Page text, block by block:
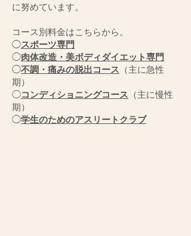
に努めています。
コース別料金はこちらから。
◯スポーツ専門
◯肉体改造・美ボディダイエット専門
◯不調・痛みの脱出コース （主に急性
期）
◯コンディショニングコース （主に慢性
期）
◯学生のためのアスリートクラブ